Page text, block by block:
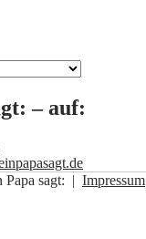
– auf:
sagt: | Impressum